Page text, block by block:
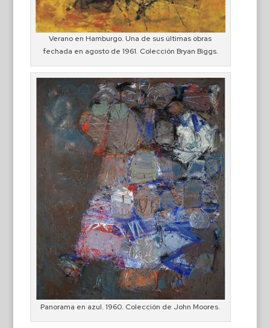
Verano en Hamburgo. Una de sus últimas obras
fechada en agosto de 1961. Colección Bryan Biggs.
Panorama en azul. 1960. Colección de John Moores.